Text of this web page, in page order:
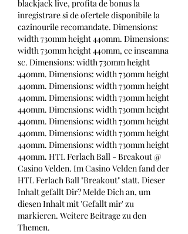
blackjack live, profita de bonus la
inregistrare si de ofertele disponibile la
cazinourile recomandate. Dimensions:
width 730mm height 440mm. Dimensions:
width 730mm height 440mm, ce inseamna
sc. Dimensions: width 730mm height
440mm. Dimensions: width 730mm height
440mm. Dimensions: width 730mm height
440mm. Dimensions: width 730mm height
440mm. Dimensions: width 730mm height
440mm. Dimensions: width 730mm height
440mm. Dimensions: width 730mm height
440mm. Dimensions: width 730mm height
440mm. HTL Ferlach Ball - Breakout @
Casino Velden. Im Casino Velden fand der
HTL Ferlach Ball "Breakout" statt. Dieser
Inhalt gefallt Dir? Melde Dich an, um
diesen Inhalt mit 'Gefallt mir' zu
markieren. Weitere Beitrage zu den
Themen.